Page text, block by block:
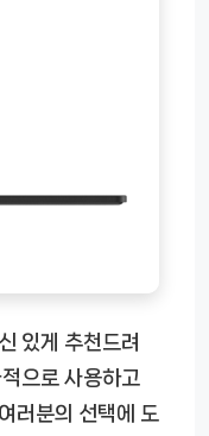
있게 추천드려
으로 사용하고
러분의 선택에 도